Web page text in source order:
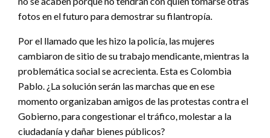
fotos en el futuro para demostrar su filantropía.
Por el llamado que les hizo la policía, las mujeres
cambiaron de sitio de su trabajo mendicante, mientras la
problemática social se acrecienta. Esta es Colombia
Pablo. ¿La solución serán las marchas que en ese
momento organizaban amigos de las protestas contra el
Gobierno, para congestionar el tráfico, molestar a la
ciudadanía y dañar bienes públicos?